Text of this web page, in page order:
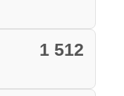
1 512